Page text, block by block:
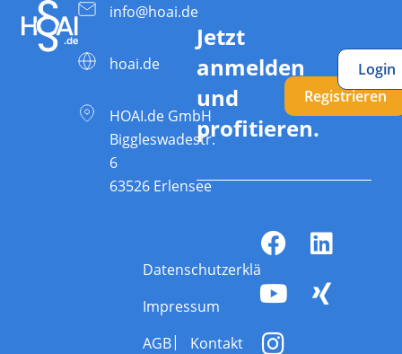
info@hoai.de
hoai.de
HOAI.de GmbH
Biggleswadestr.
6
63526 Erlensee
Jetzt
anmelden
und
profitieren.
Registrieren
Login
Datenschutzerklärung
Impressum
AGB
Kontakt